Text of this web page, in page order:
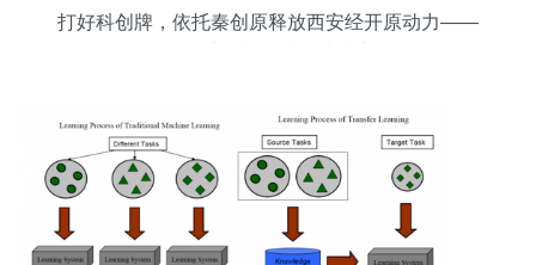
打好科创牌，依托秦创原释放西安经开原动力——